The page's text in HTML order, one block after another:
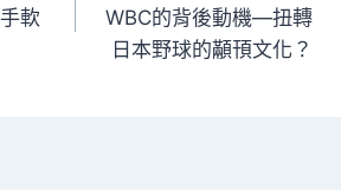
軟
WBC的背後動機—扭轉
日本野球的顢頇文化？